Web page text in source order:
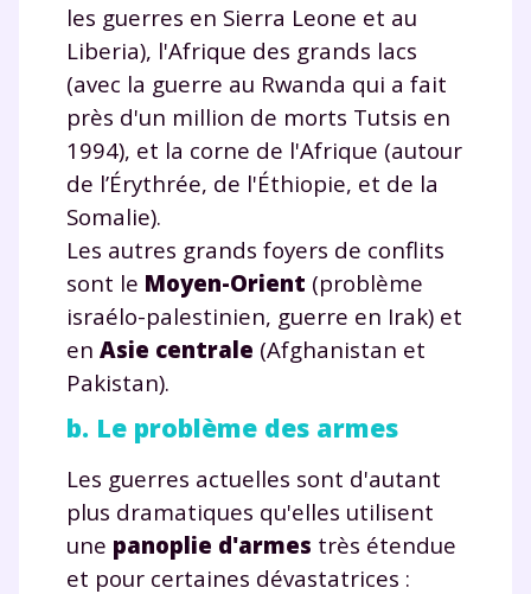
les guerres en Sierra Leone et au
Liberia), l'Afrique des grands lacs
(avec la guerre au Rwanda qui a fait
près d'un million de morts Tutsis en
1994), et la corne de l'Afrique (autour
de l’Érythrée, de l'Éthiopie, et de la
Somalie).
Les autres grands foyers de conflits
sont le Moyen-Orient (problème
israélo-palestinien, guerre en Irak) et
en Asie centrale (Afghanistan et
Pakistan).
b. Le problème des armes
Les guerres actuelles sont d'autant
plus dramatiques qu'elles utilisent
une panoplie d'armes très étendue
et pour certaines dévastatrices :